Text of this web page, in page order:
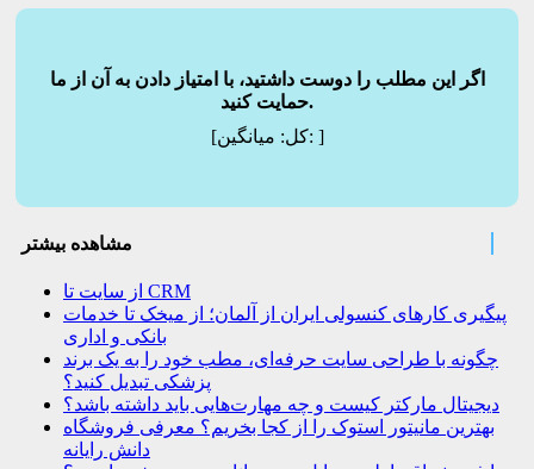
اگر این مطلب را دوست داشتید، با امتیاز دادن به آن از ما
حمایت کنید.
[کل:میانگین: ]
مشاهده بیشتر
از سایت تا CRM
پیگیری کارهای کنسولی ایران از آلمان؛ از میخک تا خدمات
بانکی و اداری
چگونه با طراحی سایت حرفه‌ای، مطب خود را به یک برند
پزشکی تبدیل کنید؟
دیجیتال مارکتر کیست و چه مهارت‌هایی باید داشته باشد؟
بهترین مانیتور استوک را از کجا بخریم؟ معرفی فروشگاه
دانش رایانه